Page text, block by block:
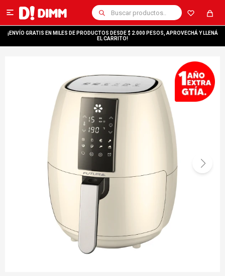

¡ENVÍO GRATIS EN MILES DE PRODUCTOS DESDE $ 2.000 PESOS, APROVECHÁ Y LLENÁ
EL CARRITO!